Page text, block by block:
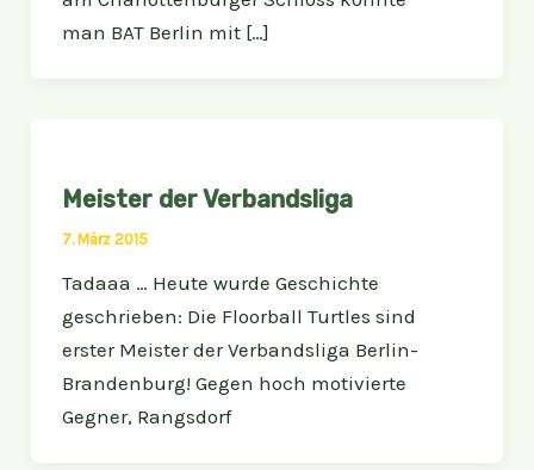
man BAT Berlin mit […]
Meister der Verbandsliga
7. März 2015
Tadaaa … Heute wurde Geschichte
geschrieben: Die Floorball Turtles sind
erster Meister der Verbandsliga Berlin-
Brandenburg! Gegen hoch motivierte
Gegner, Rangsdorf